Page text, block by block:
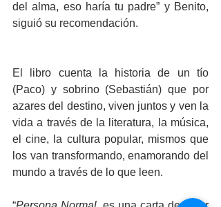
del alma, eso haría tu padre” y Benito,
siguió su recomendación.
El libro cuenta la historia de un tío
(Paco) y sobrino (Sebastián) que por
azares del destino, viven juntos y ven la
vida a través de la literatura, la música,
el cine, la cultura popular, mismos que
los van transformando, enamorando del
mundo a través de lo que leen.